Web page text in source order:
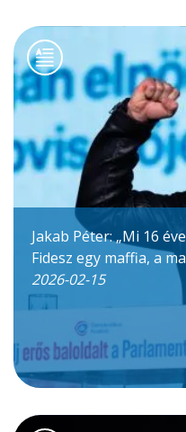
Jakab Péter: „Mi 16
Fidesz egy maffia, a
2026-02-15